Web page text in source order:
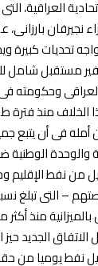
العراقية،
نجيرفان
تحديات
مستقبل شامل
وحكومته
الخلاف منذ فترة
فى أن يتبع
الوطنية
الاتفاق على إرسال 550 ألف
منذ
الجديد
تصدر حكومة أربيل 250 ألف